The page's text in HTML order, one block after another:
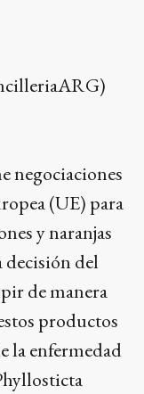
negociaciones
(UE) para
y naranjas
decisión del
de manera
productos
la enfermedad